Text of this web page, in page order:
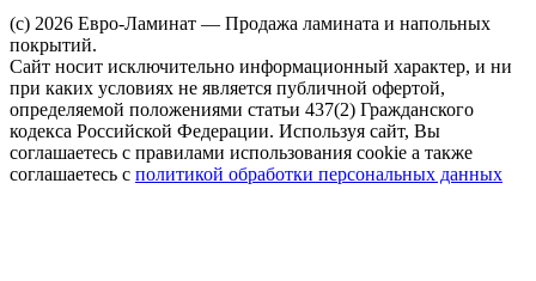
(c) 2026 Евро-Ламинат — Продажа ламината и напольных
покрытий.
Сайт носит исключительно информационный характер, и ни
при каких условиях не является публичной офертой,
определяемой положениями статьи 437(2) Гражданского
кодекса Российской Федерации. Используя сайт, Вы
соглашаетесь с правилами использования cookie а также
соглашаетесь с политикой обработки персональных данных